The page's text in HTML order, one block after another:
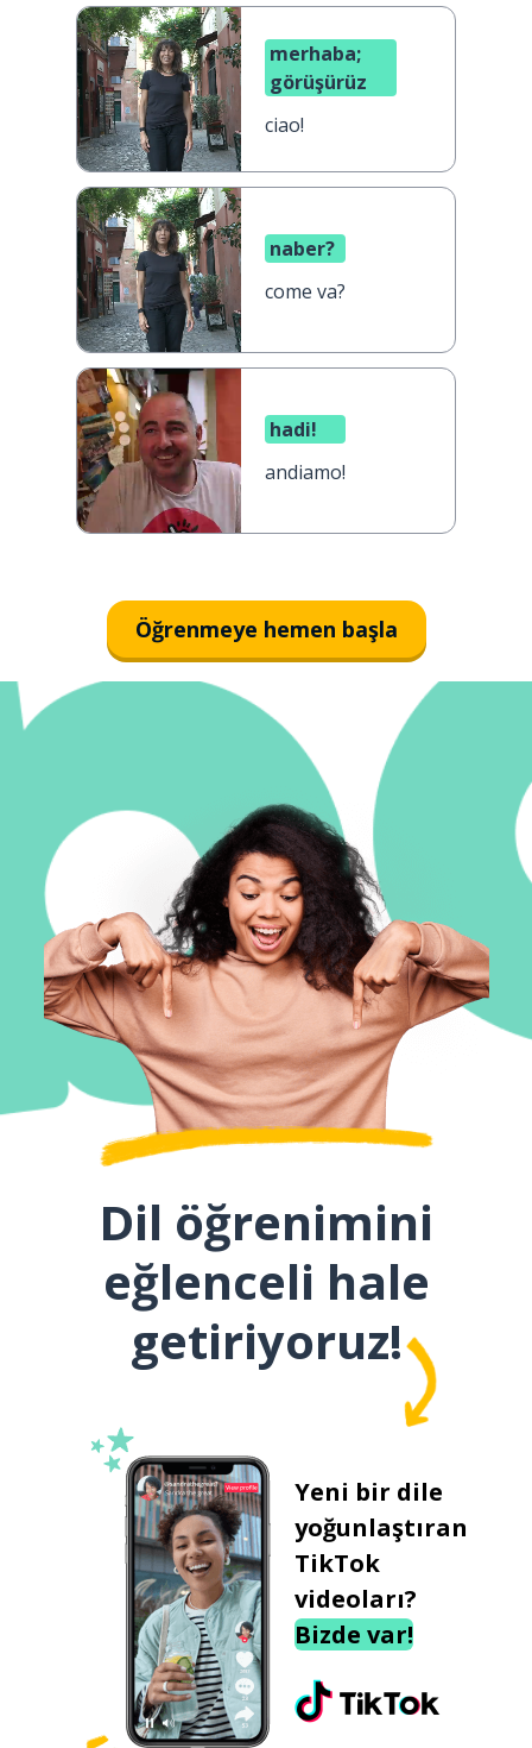
merhaba;
görüşürüz
ciao!
naber?
come va?
hadi!
andiamo!
Öğrenmeye hemen başla
Dil öğrenimini
eğlenceli hale
getiriyoruz!
Yeni bir dile
yoğunlaştıran
TikTok
videoları?
Bizde var!